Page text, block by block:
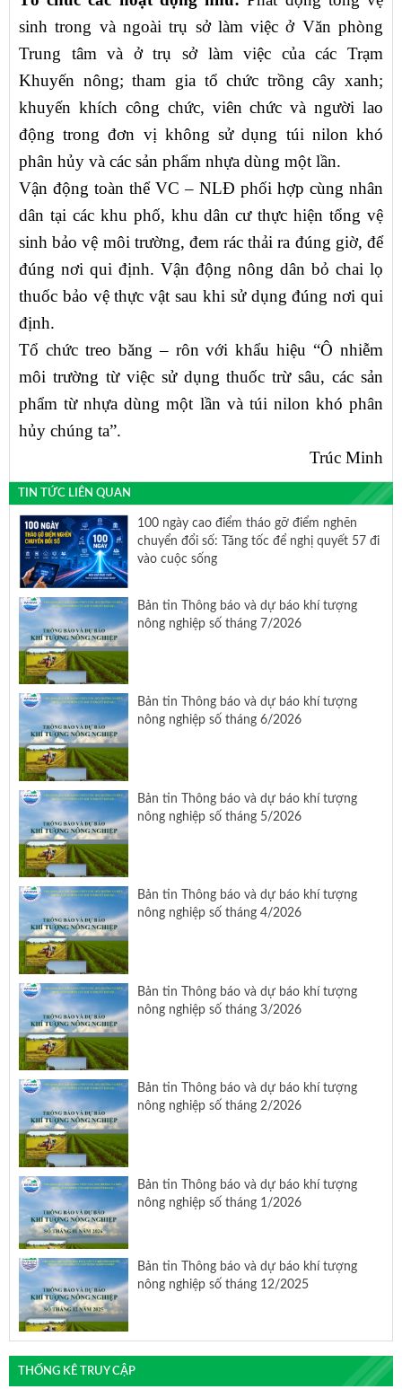
sinh trong và ngoài trụ sở làm việc ở Văn phòng
Trung tâm và ở trụ sở làm việc của các Trạm
Khuyến nông; tham gia tổ chức trồng cây xanh;
khuyến khích công chức, viên chức và người lao
động trong đơn vị không sử dụng túi nilon khó
phân hủy và các sản phẩm nhựa dùng một lần.
Vận động toàn thể VC – NLĐ phối hợp cùng nhân
dân tại các khu phố, khu dân cư thực hiện tổng vệ
sinh bảo vệ môi trường, đem rác thải ra đúng giờ, để
đúng nơi qui định. Vận động nông dân bỏ chai lọ
thuốc bảo vệ thực vật sau khi sử dụng đúng nơi qui
định.
Tổ chức treo băng – rôn với khẩu hiệu “Ô nhiễm
môi trường từ việc sử dụng thuốc trừ sâu, các sản
phẩm từ nhựa dùng một lần và túi nilon khó phân
hủy chúng ta”.
Trúc Minh
TIN TỨC LIÊN QUAN
100 ngày cao điểm tháo gỡ điểm nghẽn
chuyển đổi số: Tăng tốc để nghị quyết 57 đi
vào cuộc sống
Bản tin Thông báo và dự báo khí tượng
nông nghiệp số tháng 7/2026
Bản tin Thông báo và dự báo khí tượng
nông nghiệp số tháng 6/2026
Bản tin Thông báo và dự báo khí tượng
nông nghiệp số tháng 5/2026
Bản tin Thông báo và dự báo khí tượng
nông nghiệp số tháng 4/2026
Bản tin Thông báo và dự báo khí tượng
nông nghiệp số tháng 3/2026
Bản tin Thông báo và dự báo khí tượng
nông nghiệp số tháng 2/2026
Bản tin Thông báo và dự báo khí tượng
nông nghiệp số tháng 1/2026
Bản tin Thông báo và dự báo khí tượng
nông nghiệp số tháng 12/2025
THỐNG KÊ TRUY CẬP